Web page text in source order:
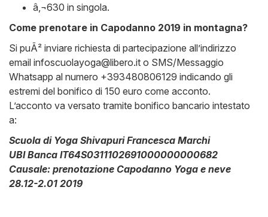
â‚¬630 in singola.
Come prenotare in Capodanno 2019 in montagna?
Si puÃ² inviare richiesta di partecipazione all’indirizzo
email infoscuolayoga@libero.it o SMS/Messaggio
Whatsapp al numero +393480806129 indicando gli
estremi del bonifico di 150 euro come acconto.
L’acconto va versato tramite bonifico bancario intestato
a:
Scuola di Yoga Shivapuri Francesca Marchi
UBI Banca IT64S0311102691000000000682
Causale: prenotazione Capodanno Yoga e neve
28.12-2.01 2019